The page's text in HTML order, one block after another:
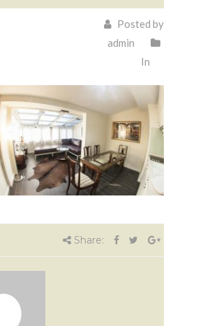
Posted by
admin
In
Share: